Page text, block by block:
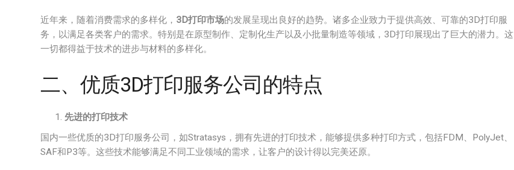
近年来，随着消费需求的多样化， 3D打印市场的发展呈现出良好的趋势。诸多企业致力于提供高效、可靠的3D打印服
务，以满足各类客户的需求。特别是在原型制作、定制化生产以及小批量制造等领域，3D打印展现出了巨大的潜力。这
一切都得益于技术的进步与材料的多样化。
二、优质3D打印服务公司的特点
先进的打印技术
国内一些优质的3D打印服务公司，如Stratasys，拥有先进的打印技术，能够提供多种打印方式，包括FDM、PolyJet、
SAF和P3等。这些技术能够满足不同工业领域的需求，让客户的设计得以完美还原。